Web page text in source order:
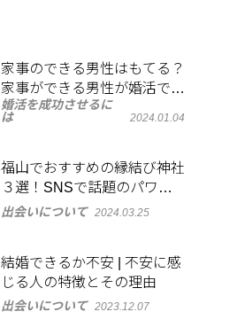
家事のできる男性はもてる？
家事ができる男性が婚活で人
気がある理由
婚活を成功させるに
は
2024.01.04
福山でおすすめの縁結び神社
３選！SNSで話題のパワー
スポットで良縁祈願
出会いについて 2024.03.25
結婚できるか不安 | 不安に感
じる人の特徴とその理由
出会いについて 2023.12.07